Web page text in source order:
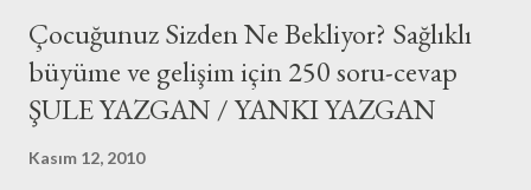
Çocuğunuz Sizden Ne Bekliyor? Sağlıklı
büyüme ve gelişim için 250 soru-cevap
ŞULE YAZGAN / YANKI YAZGAN
Kasım 12, 2010